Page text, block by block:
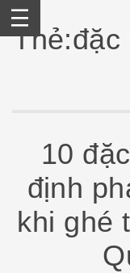
Skip
content
Thẻ:đặc
10
định
khi ghé